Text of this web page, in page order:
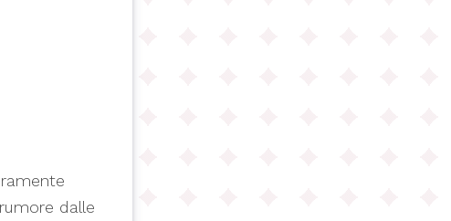
dalle